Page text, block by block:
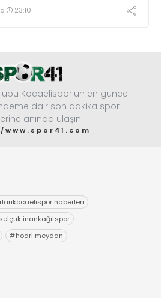
23:10
Kocaelispor'un en güncel
dair son dakika spor
anında ulaşın
haberleri
selçuk inankağıtspor
#hodri meydan